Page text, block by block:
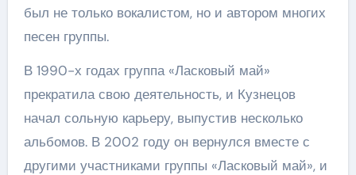
был не только вокалистом, но и автором многих
песен группы.
В 1990-х годах группа «Ласковый май»
прекратила свою деятельность, и Кузнецов
начал сольную карьеру, выпустив несколько
альбомов. В 2002 году он вернулся вместе с
другими участниками группы «Ласковый май», и